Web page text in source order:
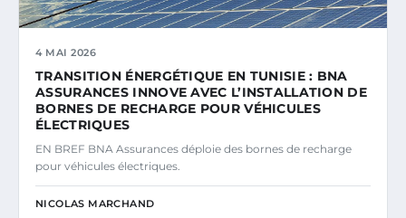
4 MAI 2026
TRANSITION ÉNERGÉTIQUE EN TUNISIE : BNA
ASSURANCES INNOVE AVEC L’INSTALLATION DE
BORNES DE RECHARGE POUR VÉHICULES
ÉLECTRIQUES
EN BREF BNA Assurances déploie des bornes de recharge
pour véhicules électriques.
NICOLAS MARCHAND